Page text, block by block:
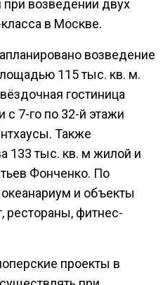
возведении двух
в Москве.
возведение
115 тыс. кв. м.
гостиница
7-го по 32-й этажи
Также
133 тыс. кв. м жилой и
Фонченко. По
и объекты
рестораны, фитнес-
проекты в